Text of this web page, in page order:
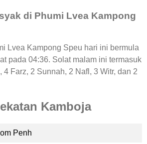
di Phumi Lvea Kampong
Lvea Kampong Speu hari ini bermula
pada 04:36. Solat malam ini termasuk
4 Farz, 2 Sunnah, 2 Nafl, 3 Witr, dan 2
Kamboja
Penh